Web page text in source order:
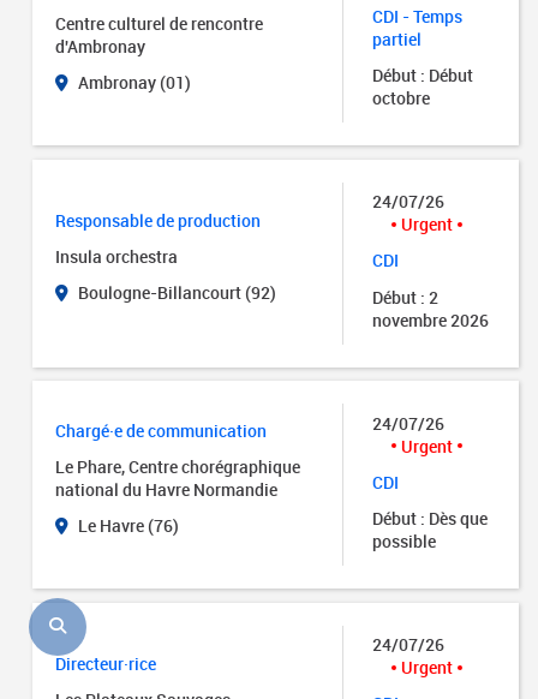
Centre culturel de rencontre
d'Ambronay
Ambronay (01)
CDI - Temps
partiel
Début : Début
octobre
Responsable de production
Insula orchestra
Boulogne-Billancourt (92)
24/07/26
Urgent
CDI
Début : 2
novembre 2026
Chargé·e de communication
Le Phare, Centre chorégraphique
national du Havre Normandie
Le Havre (76)
24/07/26
Urgent
CDI
Début : Dès que
possible
Directeur·rice
24/07/26
Urgent